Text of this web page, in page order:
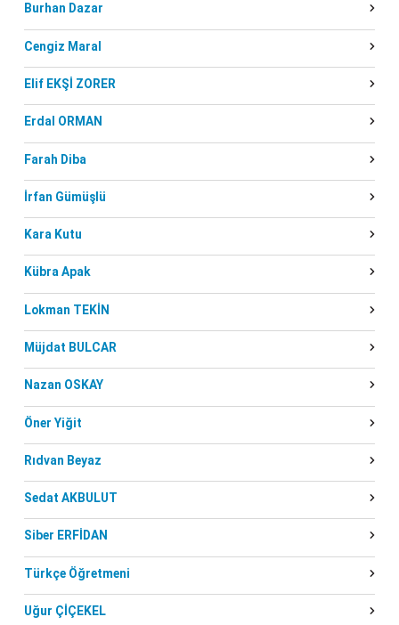
Burhan Dazar
Cengiz Maral
Elif EKŞİ ZORER
Erdal ORMAN
Farah Diba
İrfan Gümüşlü
Kara Kutu
Kübra Apak
Lokman TEKİN
Müjdat BULCAR
Nazan OSKAY
Öner Yiğit
Rıdvan Beyaz
Sedat AKBULUT
Siber ERFİDAN
Türkçe Öğretmeni
Uğur ÇİÇEKEL